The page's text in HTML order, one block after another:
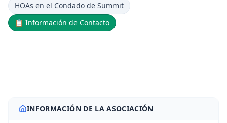
HOAs en el Condado de Summit
📋 Información de Contacto
INFORMACIÓN DE LA ASOCIACIÓN